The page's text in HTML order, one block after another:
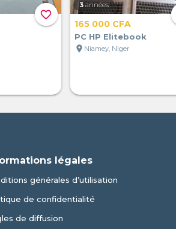
favorite_border
3 années
165 000 CFA
PC HP Elitebook
location_on Niamey, Niger
légales
générales d’utilisation
de confidentialité
de diffusion